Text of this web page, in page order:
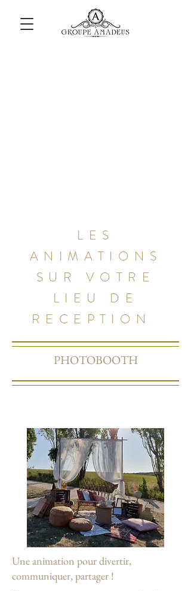
LES
ANIMATIONS
SUR VOTRE
LIEU DE
RECEPTION
PHOTOBOOTH
Une animation pour divertir,
communiquer, partager !